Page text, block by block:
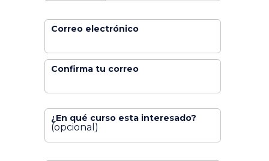
Correo electrónico
Confirma tu correo
¿En qué curso esta interesado?
(opcional)